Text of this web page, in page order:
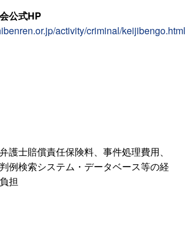
公式HP
activity/criminal/
護士賠償責任保険料、事件処理費用、
例検索システム・データベース等の経
担